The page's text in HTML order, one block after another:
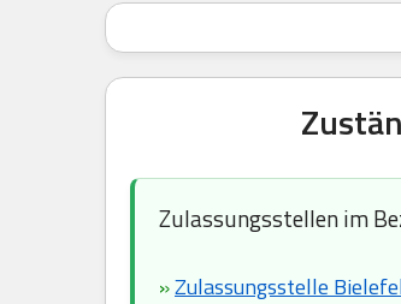
Zulassungsstellen im
»Zulassungsstelle